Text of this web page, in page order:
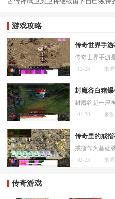
游戏攻略
传奇世界手
12-28 来
封魔谷白猪爆
01-30 来
传奇里的戒指
02-23 来
传奇游戏